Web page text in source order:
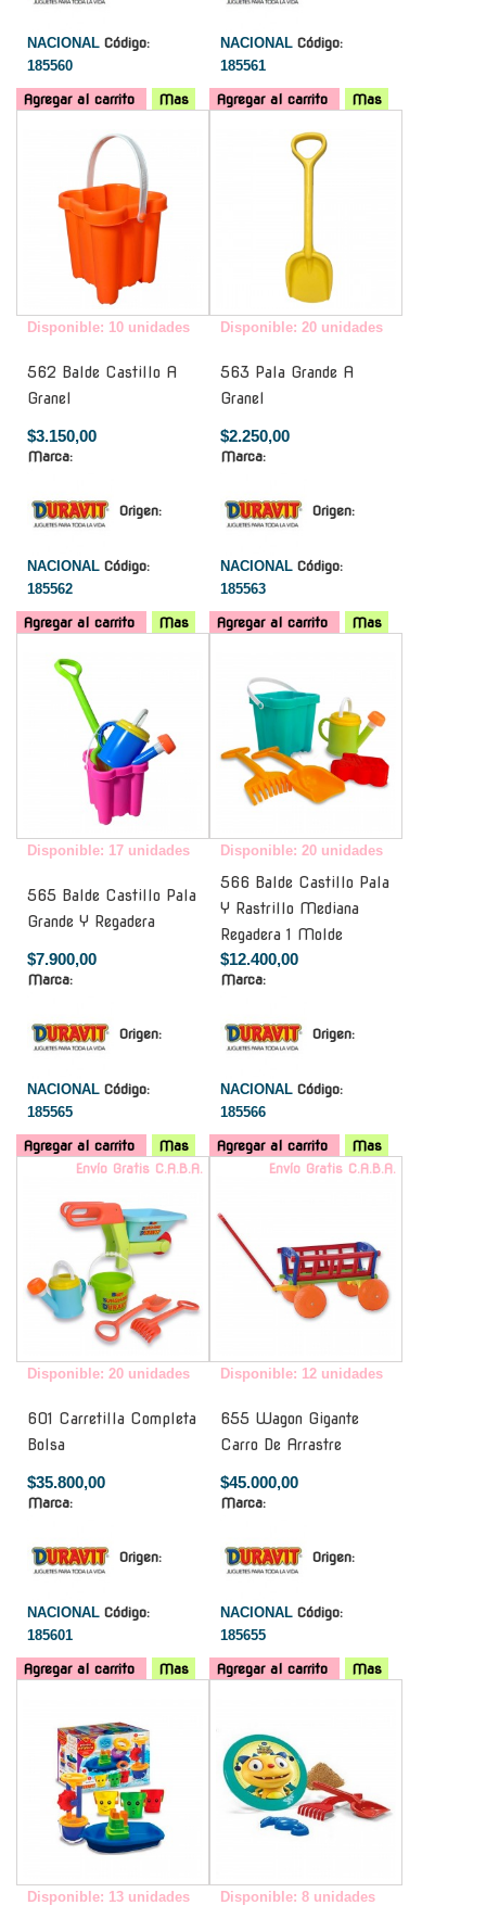
NACIONAL Código:
185560
Agregar al carrito Mas
NACIONAL Código:
185561
Agregar al carrito
Mas
Disponible: 10 unidades
562 Balde Castillo A
Granel
$3.150,00
Marca:
Origen:
NACIONAL Código:
185562
Agregar al carrito Mas
Disponible: 20 unidades
563 Pala Grande A
Granel
$2.250,00
Marca:
Origen:
NACIONAL Código:
185563
Agregar al carrito
Mas
Disponible: 17 unidades
565 Balde Castillo Pala
Grande Y Regadera
$7.900,00
Marca:
Origen:
NACIONAL Código:
185565
Agregar al carrito Mas
Disponible: 20 unidades
566 Balde Castillo Pala
Y Rastrillo Mediana
Regadera 1 Molde
$12.400,00
Marca:
Origen:
NACIONAL Código:
185566
Agregar al carrito
Mas
Envío Gratis C.A.B.A.
Disponible: 20 unidades
601 Carretilla Completa
Bolsa
$35.800,00
Marca:
Origen:
NACIONAL Código:
185601
Agregar al carrito Mas
Envío Gratis C.A.B.A.
Disponible: 12 unidades
655 Wagon Gigante
Carro De Arrastre
$45.000,00
Marca:
Origen:
NACIONAL Código:
185655
Agregar al carrito
Mas
Disponible: 13 unidades Disponible: 8 unidades